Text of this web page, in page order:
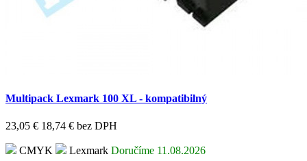
Multipack Lexmark 100 XL - kompatibilný
23,05 € 18,74 € bez DPH
CMYK Lexmark Doručíme 11.08.2026